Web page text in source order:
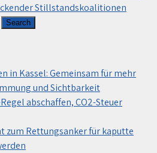
Stillstandskoalitionen
in Kassel: Gemeinsam für mehr
und Sichtbarkeit
abschaffen, CO2-Steuer
zum Rettungsanker für kaputte